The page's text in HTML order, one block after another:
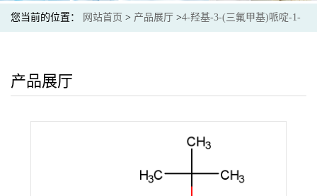
您当前的位置： 网站首页 > 产品展厅 >4-羟基-3-(三氟甲基)哌啶-1-
产品展厅